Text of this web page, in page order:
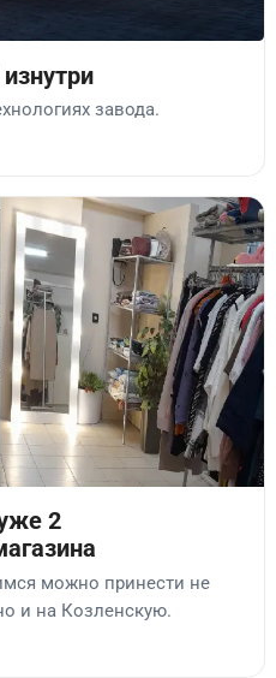
завода.
2
можно принести не
и на Козленскую.